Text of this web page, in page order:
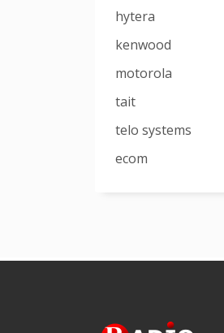
hytera
kenwood
motorola
tait
telo systems
ecom